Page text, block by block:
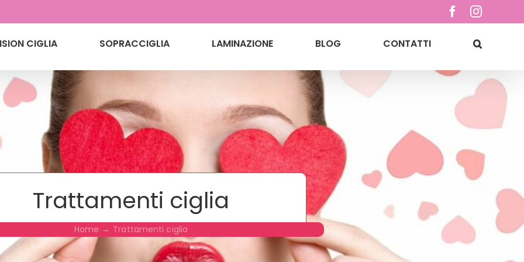
Facebook
CIGLIA SOPRACCIGLIA LAMINAZIONE BLOG CONTATTI
Trattamenti ciglia
Home Trattamenti ciglia